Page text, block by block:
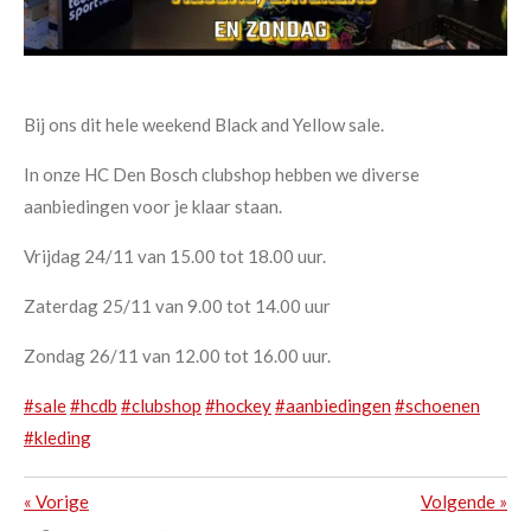
Bij ons dit hele weekend Black and Yellow sale.
In onze HC Den Bosch clubshop hebben we diverse
aanbiedingen voor je klaar staan.
Vrijdag 24/11 van 15.00 tot 18.00 uur.
Zaterdag 25/11 van 9.00 tot 14.00 uur
Zondag 26/11 van 12.00 tot 16.00 uur.
#sale#hcdb #clubshop #hockey#aanbiedingen #schoenen
#kleding
« Vorige Volgende »